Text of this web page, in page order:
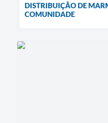
DISTRIBUIÇÃO DE
COMUNIDADE